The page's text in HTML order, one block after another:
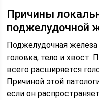
Причины
поджелудочной
Поджелудочная железа
головка, тело и хвост.
всего расширяется
Причиной этой
если он